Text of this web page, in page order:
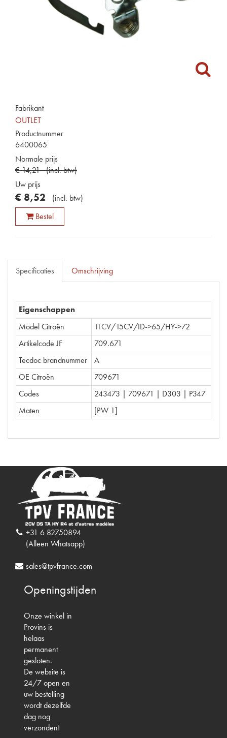
Fabrikant
OUTLET
Productnummer
6400065
Normale prijs
€14,21 (incl. btw)
Uw prijs
€ 8,52 (incl. btw)
Bestel
Specificaties Omschrijving
Eigenschappen
Model Citroën
11CV/15CV/ID->65/HY->72
Artikelcode JF
709.671
Tecdoc brandnummer
A
OE Citroën
709671
Codes
243473 | 709671 | D303 | P347
Maten
[PW 1]
+31 6 82750894
(Alleen Whatsapp)
sales@tpvfrance.com
Openingstijden
Onze winkel in
Provins is
helaas
permanent
gesloten.
De website is
24/7 open en
uw bestelling
wordt dezelfde
dag nog
verzonden!